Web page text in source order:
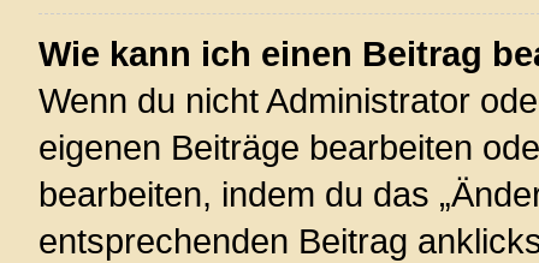
Wie kann ich einen Beitrag
Wenn du nicht Administrator
eigenen Beiträge bearbeiten
bearbeiten, indem du das
entsprechenden Beitrag